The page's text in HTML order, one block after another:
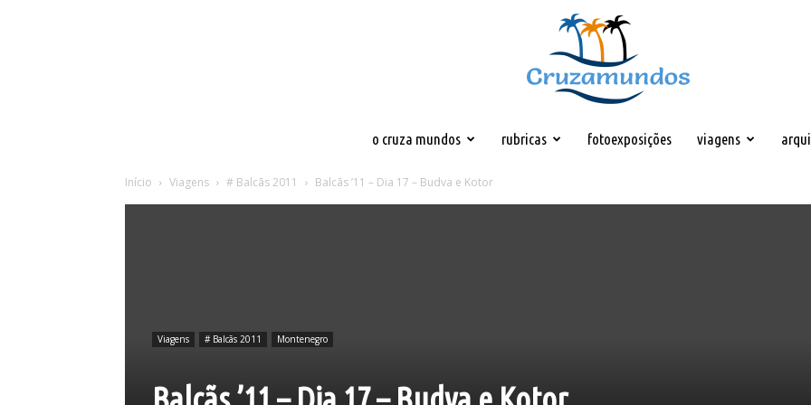
o cruza mundos rubricas fotoexposições viagens
Início Viagens # Balcãs 2011 Balcãs ’11 – Dia 17 – Budva e Kotor
Viagens # Balcãs 2011 Montenegro